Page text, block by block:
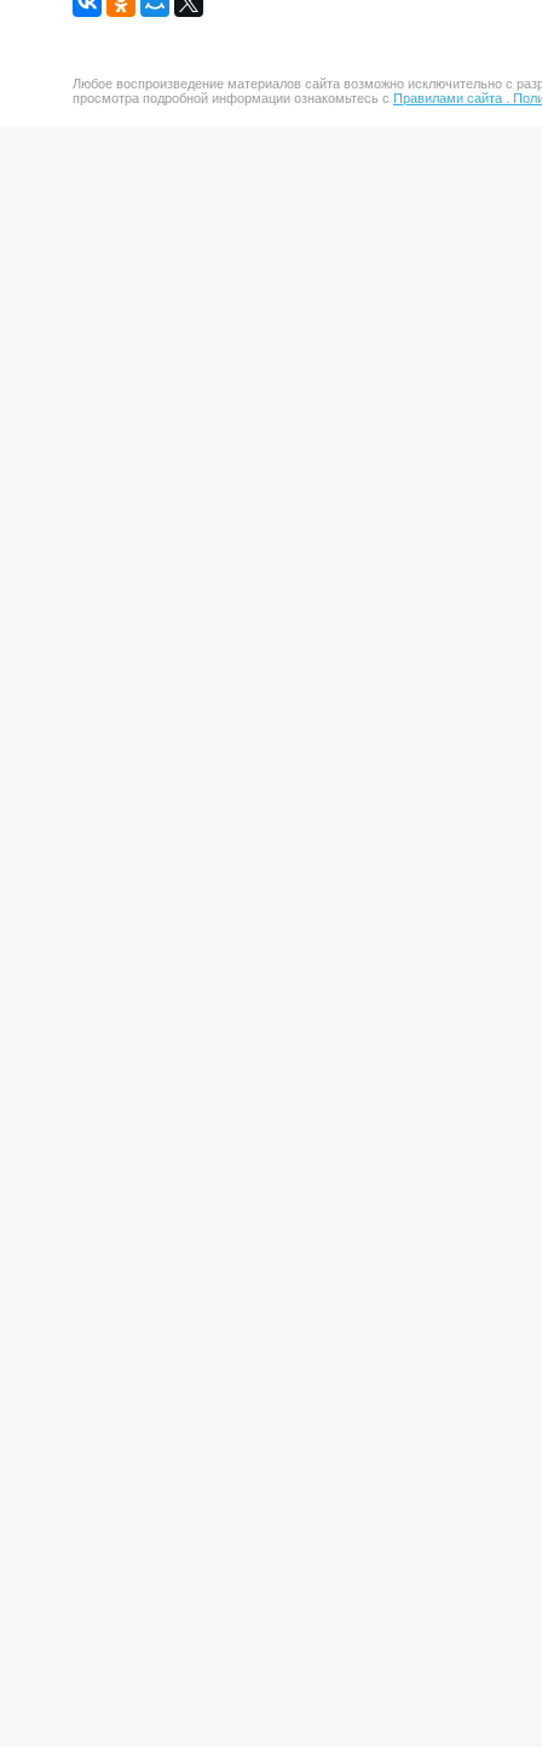
Любое воспроизведение материалов сайта возможно исключительно с
просмотра подробной информации ознакомьтесь с Правилами сайта .